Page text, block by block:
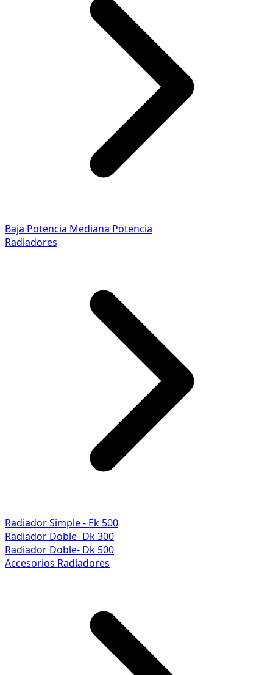
Baja Potencia Mediana Potencia
Radiadores
Radiador Simple - Ek 500
Radiador Doble- Dk 300
Radiador Doble- Dk 500
Accesorios Radiadores